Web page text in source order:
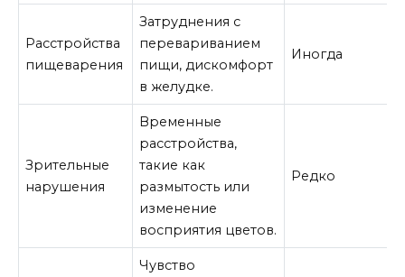
Расстройства
пищеварения
Затруднения с
перевариванием
пищи, дискомфорт
в желудке.
Иногда
Зрительные
нарушения
Временные
расстройства,
такие как
размытость или
изменение
восприятия цветов.
Редко
Чувство